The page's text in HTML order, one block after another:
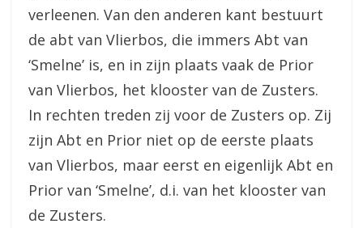
verleenen. Van den anderen kant bestuurt
de abt van Vlierbos, die immers Abt van
‘Smelne’ is, en in zijn plaats vaak de Prior
van Vlierbos, het klooster van de Zusters.
In rechten treden zij voor de Zusters op. Zij
zijn Abt en Prior niet op de eerste plaats
van Vlierbos, maar eerst en eigenlijk Abt en
Prior van ‘Smelne’, d.i. van het klooster van
de Zusters.